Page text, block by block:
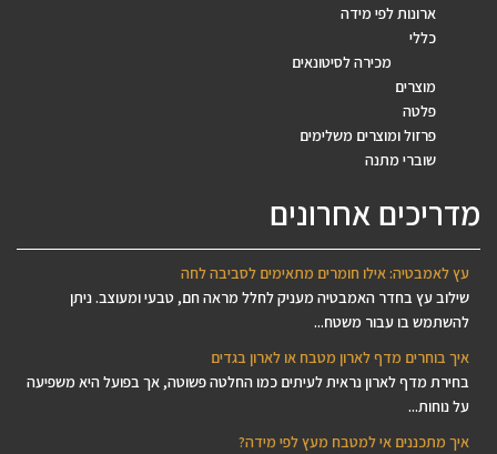
ארונות לפי מידה
כללי
מכירה לסיטונאים
מוצרים
פלטה
פרזול ומוצרים משלימים
שוברי מתנה
מדריכים אחרונים
עץ לאמבטיה: אילו חומרים מתאימים לסביבה לחה
שילוב עץ בחדר האמבטיה מעניק לחלל מראה חם, טבעי ומעוצב. ניתן
להשתמש בו עבור משטח...
איך בוחרים מדף לארון מטבח או לארון בגדים
בחירת מדף לארון נראית לעיתים כמו החלטה פשוטה, אך בפועל היא משפיעה
על נוחות...
איך מתכננים אי למטבח מעץ לפי מידה?